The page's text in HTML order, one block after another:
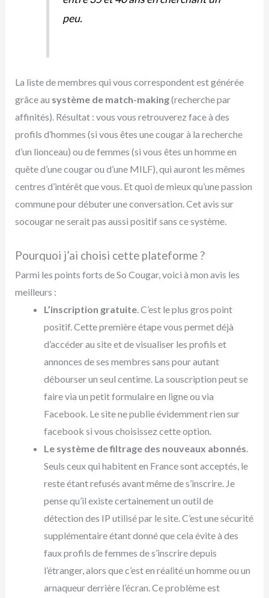
peu.
La liste de membres qui vous correspondent est générée
grâce au système de match-making(recherche par
affinités). Résultat : vous vous retrouverez face à des
profils d’hommes (si vous êtes une cougar à la recherche
d’un lionceau) ou de femmes (si vous êtes un homme en
quête d’une cougar ou d’une MILF), qui auront les mêmes
centres d’intérêt que vous. Et quoi de mieux qu’une passion
commune pour débuter une conversation. Cet avis sur
socougar ne serait pas aussi positif sans ce système.
Pourquoi j’ai choisi cette plateforme ?
Parmi les points forts de So Cougar, voici à mon avis les
meilleurs :
L’inscription gratuite. C’est le plus gros point
positif. Cette première étape vous permet déjà
d’accéder au site et de visualiser les profils et
annonces de ses membres sans pour autant
débourser un seul centime. La souscription peut se
faire via un petit formulaire en ligne ou via
Facebook. Le site ne publie évidemment rien sur
facebook si vous choisissez cette option.
Le système de filtrage des nouveaux abonnés.
Seuls ceux qui habitent en France sont acceptés, le
reste étant refusés avant même de s’inscrire. Je
pense qu’il existe certainement un outil de
détection des IP utilisé par le site. C’est une sécurité
supplémentaire étant donné que cela évite à des
faux profils de femmes de s’inscrire depuis
l’étranger, alors que c’est en réalité un homme ou un
arnaqueur derrière l’écran. Ce problème est